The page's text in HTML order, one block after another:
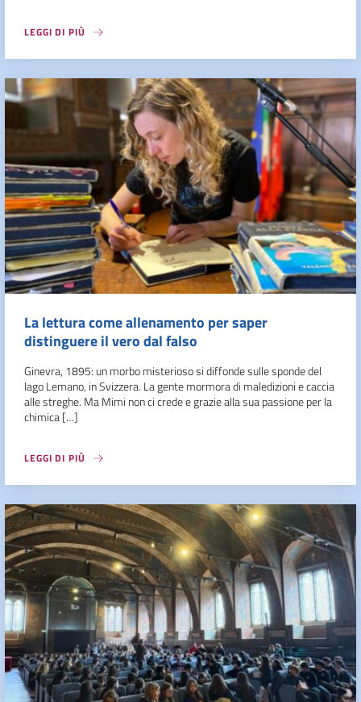
LEGGI DI PIÙ
La lettura come allenamento per saper
distinguere il vero dal falso
Ginevra, 1895: un morbo misterioso si diffonde sulle sponde del
lago Lemano, in Svizzera. La gente mormora di maledizioni e caccia
alle streghe. Ma Mimi non ci crede e grazie alla sua passione per la
chimica […]
LEGGI DI PIÙ